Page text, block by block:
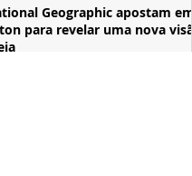
Geographic apostam em
para revelar uma nova